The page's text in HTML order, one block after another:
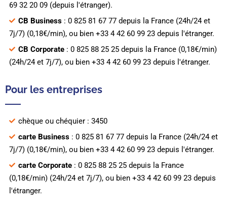
69 32 20 09 (depuis l'étranger).
CB Business: 0 825 81 67 77 depuis la France (24h/24 et
7j/7) (0,18€/min), ou bien +33 4 42 60 99 23 depuis l'étranger.
CB Corporate: 0 825 88 25 25 depuis la France (0,18€/min)
(24h/24 et 7j/7), ou bien +33 4 42 60 99 23 depuis l'étranger.
Pour les entreprises
chèque ou chéquier : 3450
carte Business: 0 825 81 67 77 depuis la France (24h/24 et
7j/7) (0,18€/min), ou bien +33 4 42 60 99 23 depuis l'étranger.
carte Corporate: 0 825 88 25 25 depuis la France
(0,18€/min) (24h/24 et 7j/7), ou bien +33 4 42 60 99 23 depuis
l'étranger.